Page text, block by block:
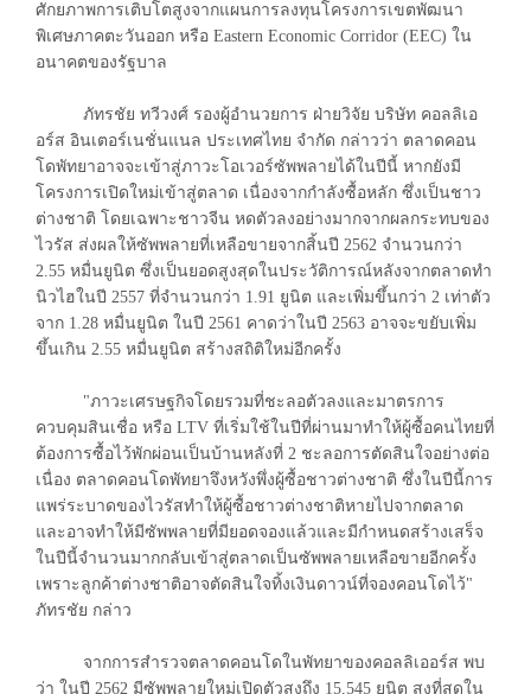
ศักยภาพการเติบโตสูงจากแผนการลงทุนโครงการเขตพัฒนา
พิเศษภาคตะวันออก หรือ Eastern Economic Corridor (EEC) ใน
อนาคตของรัฐบาล
ภัทรชัย ทวีวงศ์ รองผู้อำนวยการ ฝ่ายวิจัย บริษัท คอลลิเอ
อร์ส อินเตอร์เนชั่นแนล ประเทศไทย จำกัด กล่าวว่า ตลาดคอน
โดพัทยาอาจจะเข้าสู่ภาวะโอเวอร์ซัพพลายได้ในปีนี้ หากยังมี
โครงการเปิดใหม่เข้าสู่ตลาด เนื่องจากกำลังซื้อหลัก ซึ่งเป็นชาว
ต่างชาติ โดยเฉพาะชาวจีน หดตัวลงอย่างมากจากผลกระทบของ
ไวรัส ส่งผลให้ซัพพลายที่เหลือขายจากสิ้นปี 2562 จำนวนกว่า
2.55 หมื่นยูนิต ซึ่งเป็นยอดสูงสุดในประวัติการณ์หลังจากตลาดทำ
นิวไฮในปี 2557 ที่จำนวนกว่า 1.91 ยูนิต และเพิ่มขึ้นกว่า 2 เท่าตัว
จาก 1.28 หมื่นยูนิต ในปี 2561 คาดว่าในปี 2563 อาจจะขยับเพิ่ม
ขึ้นเกิน 2.55 หมื่นยูนิต สร้างสถิติใหม่อีกครั้ง
"ภาวะเศรษฐกิจโดยรวมที่ชะลอตัวลงและมาตรการ
ควบคุมสินเชื่อ หรือ LTV ที่เริ่มใช้ในปีที่ผ่านมาทำให้ผู้ซื้อคนไทยที่
ต้องการซื้อไว้พักผ่อนเป็นบ้านหลังที่ 2 ชะลอการตัดสินใจอย่างต่อ
เนื่อง ตลาดคอนโดพัทยาจึงหวังพึ่งผู้ซื้อชาวต่างชาติ ซึ่งในปีนี้การ
แพร่ระบาดของไวรัสทำให้ผู้ซื้อชาวต่างชาติหายไปจากตลาด
และอาจทำให้มีซัพพลายที่มียอดจองแล้วและมีกำหนดสร้างเสร็จ
ในปีนี้จำนวนมากกลับเข้าสู่ตลาดเป็นซัพพลายเหลือขายอีกครั้ง
เพราะลูกค้าต่างชาติอาจตัดสินใจทิ้งเงินดาวน์ที่จองคอนโดไว้"
ภัทรชัย กล่าว
จากการสำรวจตลาดคอนโดในพัทยาของคอลลิเออร์ส พบ
ว่า ในปี 2562 มีซัพพลายใหม่เปิดตัวสูงถึง 15,545 ยูนิต สูงที่สุดใน